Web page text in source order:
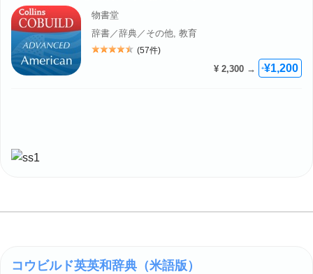
物書堂
辞書／辞典／その他, 教育
評価: 4.5
(57件)
¥ 2,300 → +¥1,200
コウビルド英英和辞典（米語版）